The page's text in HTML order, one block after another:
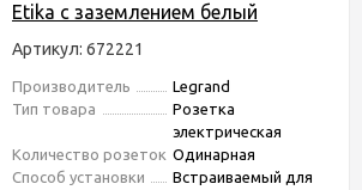
Etika с заземлением белый
Артикул: 672221
Производитель
Legrand
Тип товара
Розетка
электрическая
Количество розеток Одинарная
Способ установки
Встраиваемый для